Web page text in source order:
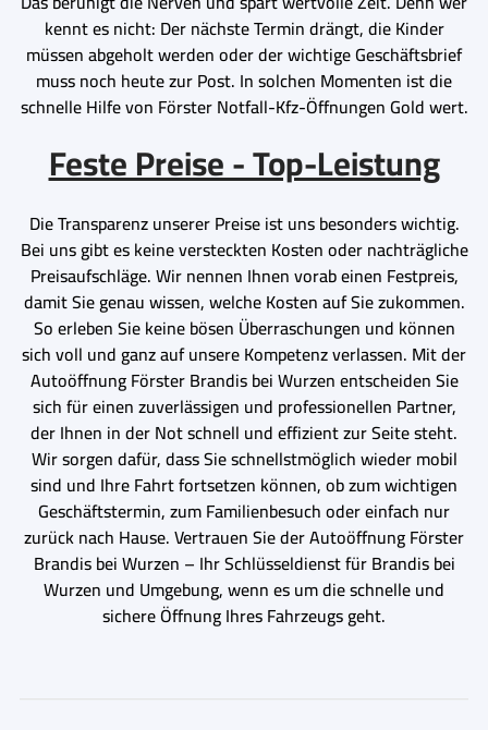
kennt es nicht: Der nächste Termin drängt, die Kinder
müssen abgeholt werden oder der wichtige Geschäftsbrief
muss noch heute zur Post. In solchen Momenten ist die
schnelle Hilfe von Förster Notfall-Kfz-Öffnungen Gold wert.
Feste Preise - Top-Leistung
Die Transparenz unserer Preise ist uns besonders wichtig.
Bei uns gibt es keine versteckten Kosten oder nachträgliche
Preisaufschläge. Wir nennen Ihnen vorab einen Festpreis,
damit Sie genau wissen, welche Kosten auf Sie zukommen.
So erleben Sie keine bösen Überraschungen und können
sich voll und ganz auf unsere Kompetenz verlassen. Mit der
Autoöffnung Förster Brandis bei Wurzen entscheiden Sie
sich für einen zuverlässigen und professionellen Partner,
der Ihnen in der Not schnell und effizient zur Seite steht.
Wir sorgen dafür, dass Sie schnellstmöglich wieder mobil
sind und Ihre Fahrt fortsetzen können, ob zum wichtigen
Geschäftstermin, zum Familienbesuch oder einfach nur
zurück nach Hause. Vertrauen Sie der Autoöffnung Förster
Brandis bei Wurzen – Ihr Schlüsseldienst für Brandis bei
Wurzen und Umgebung, wenn es um die schnelle und
sichere Öffnung Ihres Fahrzeugs geht.